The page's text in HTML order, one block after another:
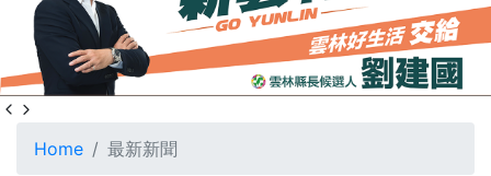
Home 最新新聞